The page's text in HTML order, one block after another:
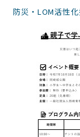
防災・LOM活性